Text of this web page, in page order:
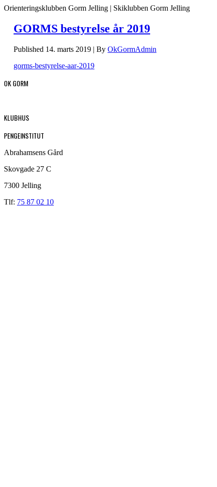
Orienteringsklubben Gorm Jelling | Skiklubben Gorm Jelling
GORMS bestyrelse år 2019
Published 14. marts 2019 | By OkGormAdmin
gorms-bestyrelse-aar-2019
OK GORM
KLUBHUS
PENGEINSTITUT
Abrahamsens Gård
Skovgade 27 C
7300 Jelling
Tlf: 75 87 02 10